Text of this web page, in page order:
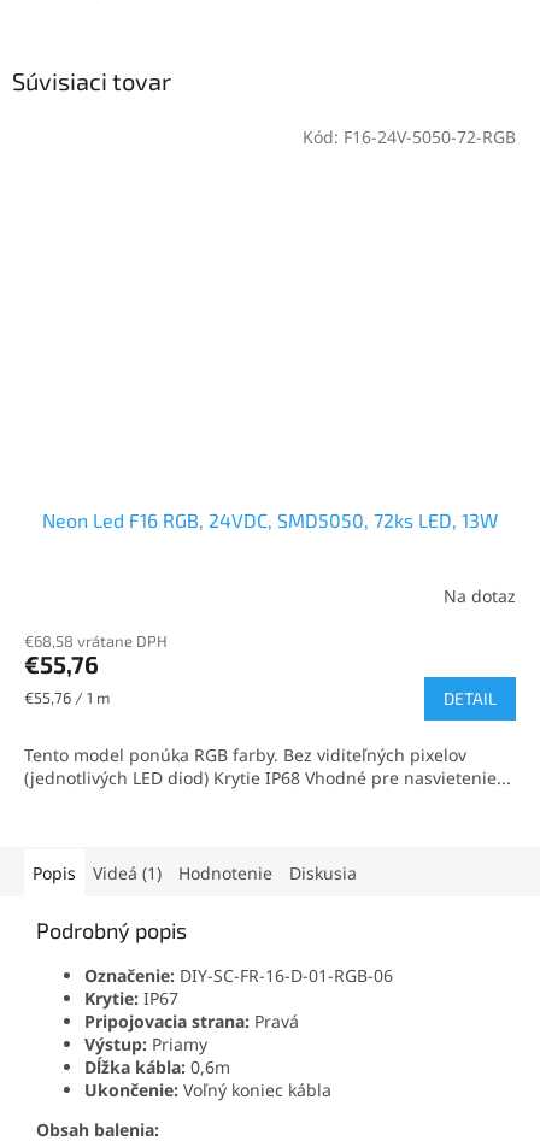
Súvisiaci tovar
Neon Led F16 RGB, 24VDC, SMD5050, 72ks LED, 13W
Na dotaz
€68,58 vrátane DPH
€55,76
Jednotková
€55,76 / 1 m DETAIL
Tento model ponúka RGB farby. Bez viditeľných pixelov
(jednotlivých LED diod) Krytie IP68 Vhodné pre nasvietenie...
Kód: F16-24V-5050-72-RGB
Popis Videá (1) Hodnotenie Diskusia
Podrobný popis
Označenie: DIY-SC-FR-16-D-01-RGB-06
Krytie: IP67
Pripojovacia strana: Pravá
Výstup: Priamy
Dĺžka kábla: 0,6m
Ukončenie: Voľný koniec kábla
Obsah balenia: